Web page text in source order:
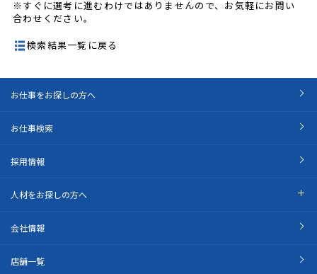
※すぐに選考に進むわけではありませんので、お気軽にお問い
合わせください。
検索結果一覧に戻る
お仕事をお探しの方へ
お仕事検索
採用情報
人材をお探しの方へ
会社情報
店舗一覧